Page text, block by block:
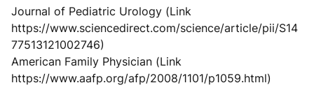
Journal of Pediatric Urology (Link
https://www.sciencedirect.com/science/article/pii/S14
77513121002746)
American Family Physician (Link
https://www.aafp.org/afp/2008/1101/p1059.html)